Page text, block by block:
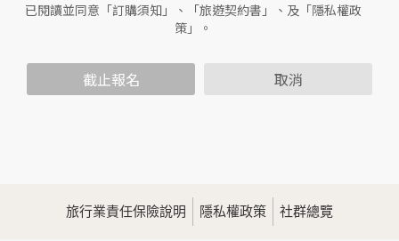
二、個人資料的蒐集、處理及利用方式
當您造訪本網站或使用本網站所提供之功能服務時，我們將視
範圍內處理及利用您的個人資料；非經您書面同意，本網站不
會將個人資料用於其他用途。
為提供精確的服務，我們會將收集的問卷調查內容進行統計與
分析，分析結果之統計數據或說明文字呈現，除供內部研究
已閱讀並同意「訂購須知」、「旅遊契約書」、及「隱私權政
策」。
截止報名 取消
旅行業責任保險說明 隱私權政策 社群總覽